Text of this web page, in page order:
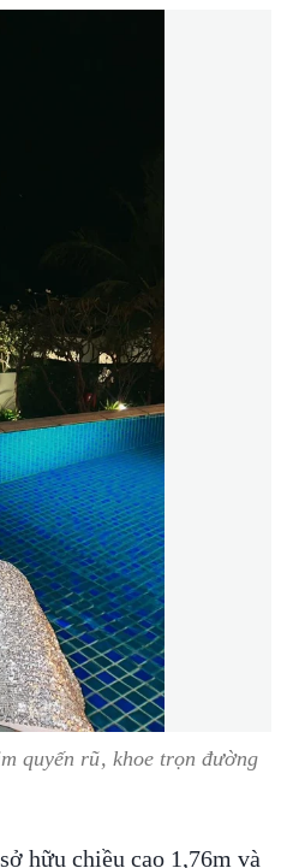
quyến rũ, khoe trọn đường
hữu chiều cao 1,76m và